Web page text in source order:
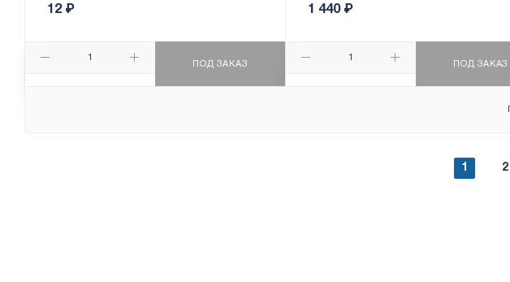
12₽
ПОД ЗАКАЗ
1 440₽
ПОД ЗАКАЗ
1 2